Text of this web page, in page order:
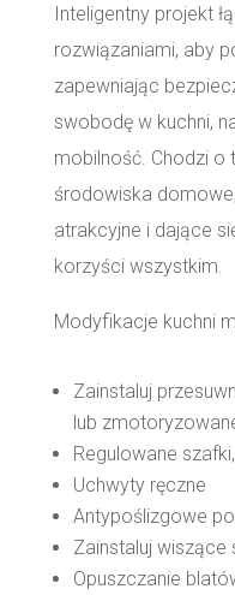
Inteligentny projekt
rozwiązaniami, aby
zapewniając
swobodę w kuchni,
mobilność. Chodzi o
środowiska
atrakcyjne i dające
korzyści wszystkim.
Modyfikacje kuchni
Zainstaluj
lub
Regulowane
Uchwyty ręczne
Antypoślizgowe
Zainstaluj wiszące
Opuszczanie